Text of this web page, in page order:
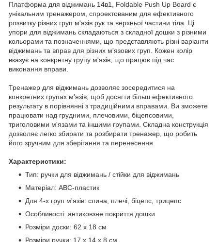
Платформа для віджимань 14в1, Foldable Push Up Board є
унікальним тренажером, спроектованим для ефективного
розвитку різних груп м'язів рук та верхньої частини тіла. Ці
упори для віджимань складаються з складної дошки з різними
кольорами та позначеннями, що представляють різні варіанти
віджимань та вправ для різних м'язових груп. Кожен колір
вказує на конкретну групу м'язів, що працює під час
виконання вправи.
Тренажер для віджимань дозволяє зосередитися на
конкретних групах м'язів, щоб досягти більш ефективного
результату в порівнянні з традиційними вправами. Ви зможете
працювати над грудними, плечовими, біцепсовими,
триголовими м'язами та іншими групами. Складна конструкція
дозволяє легко збирати та розбирати тренажер, що робить
його зручним для зберігання та перенесення.
Характеристики:
Тип: ручки для віджимань / стійки для віджимань
Матеріал: ABC-пластик
Для 4-х груп м'язів: спина, плечі, біцепс, трицепс
Особливості: антиковзне покриття дошки
Розміри доски: 62 х 18 см
Розміри ручки: 17 х 14 х 8 см